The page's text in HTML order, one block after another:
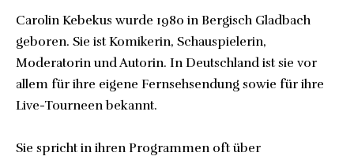
Carolin Kebekus wurde 1980 in Bergisch Gladbach
geboren. Sie ist Komikerin, Schauspielerin,
Moderatorin und Autorin. In Deutschland ist sie vor
allem für ihre eigene Fernsehsendung sowie für ihre
Live-Tourneen bekannt.
Sie spricht in ihren Programmen oft über